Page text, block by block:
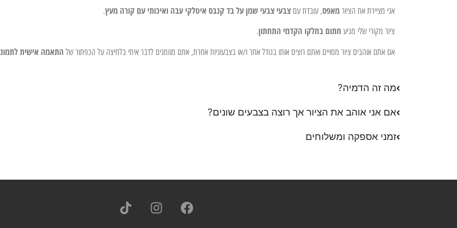
אני מציירת את הציור מאפס, עובדת עם צבעי צבעי שמן על בד קנבס איטלקי עבה ואיכותי עם קורה מעץ.
ציור מקורי שלי מגיע חתום בחלקו הקדמי התחתון.
אם אתם אוהבים ציור מסויים ואתם רוצים אותו בגודל אחר ו/או בצבעוניות אחרת, אתם מוזמנים לדבר איתי בלחיצה על הכפתור של התאמה אישית
מה זה הדמיה?
אם אני אוהב את הציור אך רוצה בצבעים שונים?
זמני אספקה ומשלוחים